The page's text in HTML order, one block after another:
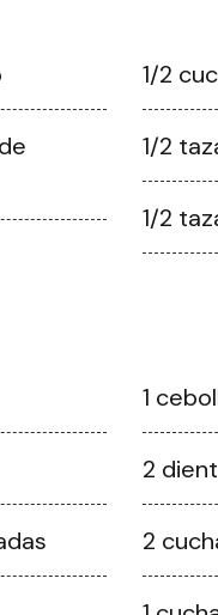
1/2
1/2
1/2
1
2
2